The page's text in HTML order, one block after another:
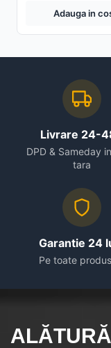
Adauga in
Livrare 24-
DPD & Sameday
tara
Garantie 24
Pe toate